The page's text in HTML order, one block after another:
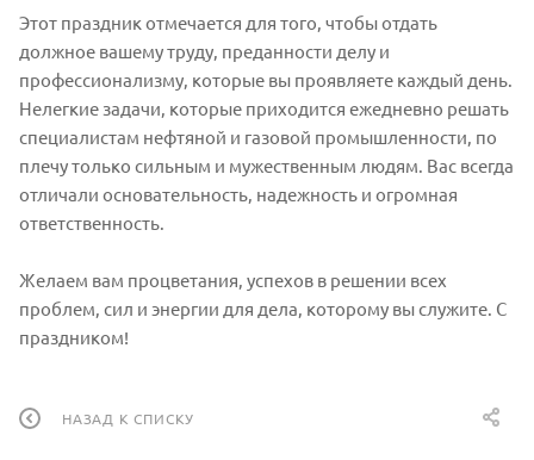
Этот праздник отмечается для того, чтобы отдать
должное вашему труду, преданности делу и
профессионализму, которые вы проявляете каждый день.
Нелегкие задачи, которые приходится ежедневно решать
специалистам нефтяной и газовой промышленности, по
плечу только сильным и мужественным людям. Вас всегда
отличали основательность, надежность и огромная
ответственность.
Желаем вам процветания, успехов в решении всех
проблем, сил и энергии для дела, которому вы служите. С
праздником!
НАЗАД К СПИСКУ